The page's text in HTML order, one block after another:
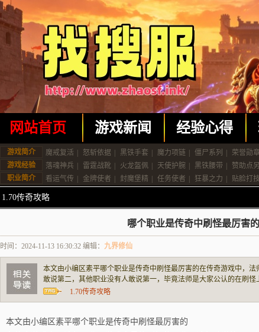
网站首页 游戏新闻 经验心得
游戏简介 魔戒复活 怒斩依据 黑铁手套 魔力项链 僵尸系列 荣誉勋章
游戏经验
落魂神兵 雷霆战靴 火龙盔佩 天使护腕 黑铁腰带 赞助点另
职业简介
看运气传 金牌使者 封魔堡精 任务使者 狂暴之力 贴脸打技
1.70传奇攻略
哪个职业是传奇中刷怪最厉害的
时间：2024-11-13 16:30:32 编辑： 九界修仙
本文由小编区素平哪个职业是传奇中刷怪最厉害的在传奇游戏中，
敢说第二，其他职业没有人敢说第一，毕竟法师是大家公认的在刷
何是在刷怪中走向更好的未来的呢？法师职业的技能，在游戏中最大
成大范围的伤害，那么玩家就要根据自身的这
1.70传奇攻略
本文由小编区素平哪个职业是传奇中刷怪最厉害的